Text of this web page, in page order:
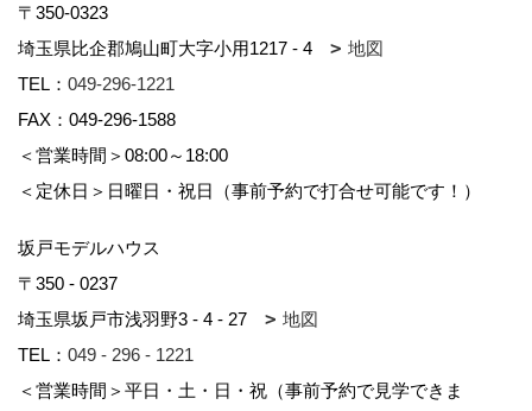
〒350-0323
埼玉県比企郡鳩山町大字小用1217 - 4
地図
TEL： 049-296-1221
FAX：049-296-1588
＜営業時間＞08:00～18:00
＜定休日＞日曜日・祝日（事前予約で打合せ可能です！）
坂戸モデルハウス
〒350 - 0237
埼玉県坂戸市浅羽野3 - 4 - 27
地図
TEL： 049 - 296 - 1221
＜営業時間＞平日・土・日・祝（事前予約で見学できま